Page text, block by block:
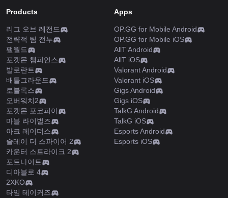
Products
리그 오브 레전드
전략적 팀 전투
팰월드
포켓몬 챔피언스
발로란트
배틀그라운드
로블록스
오버워치2
포켓몬 포코피아
마블 라이벌즈
아크 레이더스
슬레이 더 스파이어 2
카운터 스트라이크 2
포트나이트
디아블로 4
2XKO
타임 테이커즈
Apps
OP.GG for Mobile Android
OP.GG for Mobile iOS
AllT Android
AllT iOS
Valorant Android
Valorant iOS
Gigs Android
Gigs iOS
TalkG Android
TalkG iOS
Esports Android
Esports iOS